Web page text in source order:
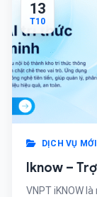
13
T10
DỊCH VỤ MỚI
Iknow –
VNPT iKNOW